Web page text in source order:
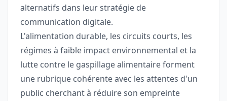
alternatifs dans leur stratégie de
communication digitale.
L'alimentation durable, les circuits courts, les
régimes à faible impact environnemental et la
lutte contre le gaspillage alimentaire forment
une rubrique cohérente avec les attentes d'un
public cherchant à réduire son empreinte